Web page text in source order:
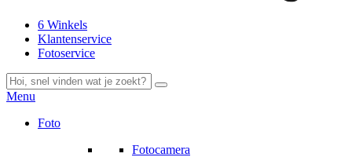
6 Winkels
Klantenservice
Fotoservice
Menu
Foto
Fotocamera